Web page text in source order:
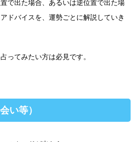
で出た場合、あるいは逆位置で出た場
ドバイスを、運勢ごとに解説していき
ってみたい方は必見です。
い等）